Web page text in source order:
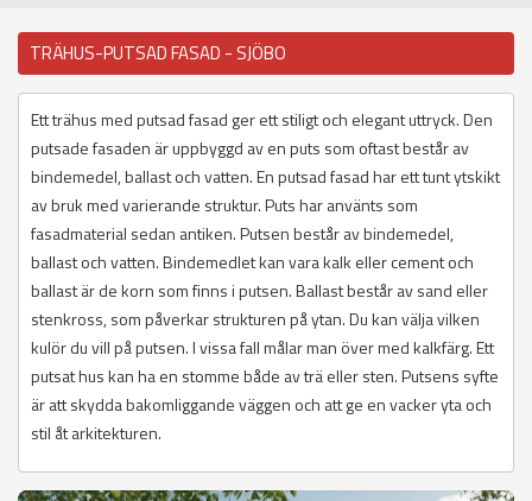
TRÄHUS-PUTSAD FASAD - SJÖBO
Ett trähus med putsad fasad ger ett stiligt och elegant uttryck. Den
putsade fasaden är uppbyggd av en puts som oftast består av
bindemedel, ballast och vatten. En putsad fasad har ett tunt ytskikt
av bruk med varierande struktur. Puts har använts som
fasadmaterial sedan antiken. Putsen består av bindemedel,
ballast och vatten. Bindemedlet kan vara kalk eller cement och
ballast är de korn som finns i putsen. Ballast består av sand eller
stenkross, som påverkar strukturen på ytan. Du kan välja vilken
kulör du vill på putsen. I vissa fall målar man över med kalkfärg. Ett
putsat hus kan ha en stomme både av trä eller sten. Putsens syfte
är att skydda bakomliggande väggen och att ge en vacker yta och
stil åt arkitekturen.